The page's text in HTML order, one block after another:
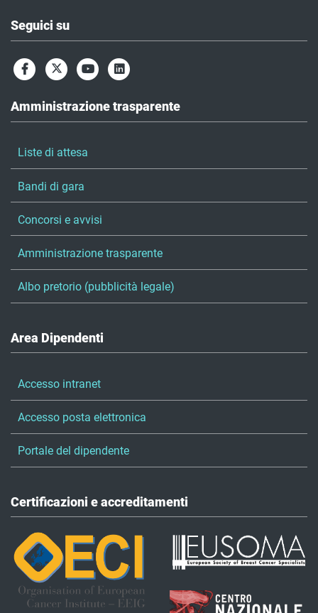
Seguici su
Amministrazione trasparente
Liste di attesa
Bandi di gara
Concorsi e avvisi
Amministrazione trasparente
Albo pretorio (pubblicità legale)
Area Dipendenti
Accesso intranet
Accesso posta elettronica
Portale del dipendente
Certificazioni e accreditamenti